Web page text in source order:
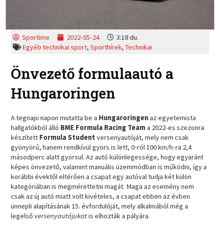
Sportime 2022-05-24
3:18 du.
Egyéb technikai sport,Sporthírek,Technikai
Önvezető formulaautó a
Hungaroringen
A tegnapi napon mutatta be a Hungaroringenaz egyetemista
hallgatókból álló BME Formula Racing Teama 2022-es szezonra
készített Formula Student versenyautóját, mely nem csak
gyönyörű, hanem rendkívül gyors is lett, 0-ról 100 km/h-ra 2,4
másodperc alatt gyorsul. Az autó különlegessége, hogy egyaránt
képes önvezető, valamint manuális üzemmódban is működni, így a
korábbi évektől eltérően a csapat egy autóval tudja két külön
kategóriában is megmérettetni magát. Maga az esemény nem
csak az új autó miatt volt kivételes, a csapat ebben az évben
ünnepli alapításának 15. évfordulóját, mely alkalmából még a
legelső versenyautójukatis elhozták a pályára.